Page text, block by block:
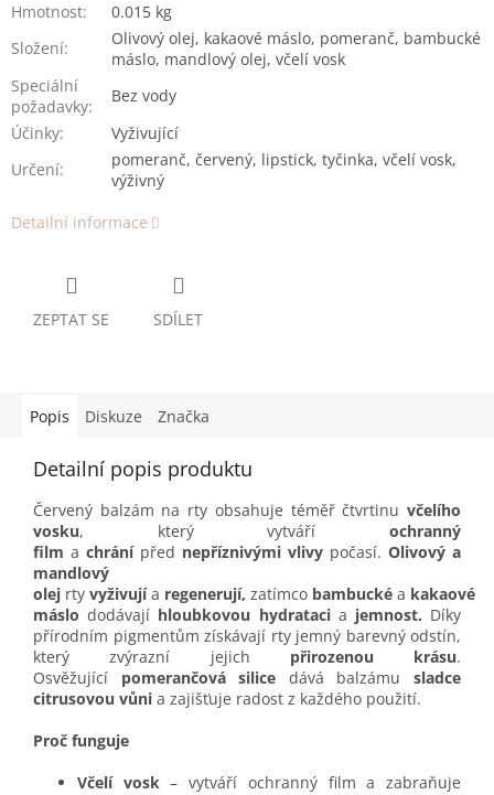
Hmotnost:
0.015 kg
Složení:
Olivový olej, kakaové máslo, pomeranč, bambucké
máslo, mandlový olej, včelí vosk
Speciální
požadavky:
Bez vody
Účinky:
Vyživující
Určení:
pomeranč, červený, lipstick, tyčinka, včelí vosk,
výživný
Detailní informace
ZEPTAT SE SDÍLET
Popis Diskuze Značka
Detailní popis produktu
Červený balzám na rty obsahuje téměř čtvrtinu včelího
vosku, který vytváří
ochranný
film a chrání před nepříznivými vlivy počasí. Olivový a
mandlový
olej rty vyživují a regenerují, zatímco bambucké a kakaové
máslo dodávají hloubkovou hydrataci a jemnost. Díky
přírodním pigmentům získávají rty jemný barevný odstín,
který zvýrazní jejich
přirozenou krásu.
Osvěžující
pomerančová silice dává balzámu
sladce
citrusovou vůni a zajišťuje radost z každého použití.
Proč funguje
Včelí vosk – vytváří ochranný film a zabraňuje